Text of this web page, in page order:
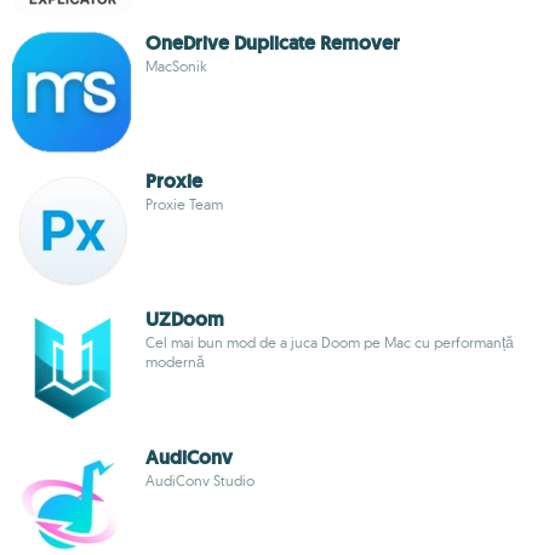
OneDrive Duplicate Remover
MacSonik
Proxie
Proxie Team
UZDoom
Cel mai bun mod de a juca Doom pe Mac cu performanță
modernă
AudiConv
AudiConv Studio